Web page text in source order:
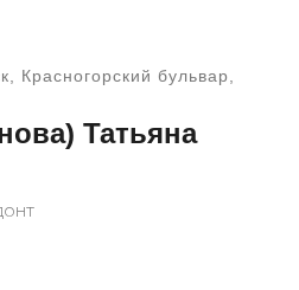
Красногорский бульвар,
Татьяна